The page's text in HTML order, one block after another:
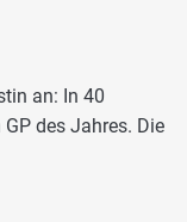
an: In 40
des Jahres. Die